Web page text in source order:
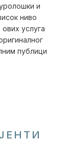
и
ниво
услуга
публици